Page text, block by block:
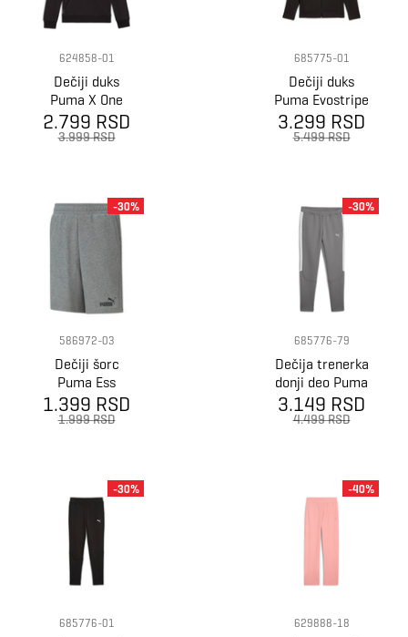
624858-01
Dečiji duks
Puma X One
Piece graphic
hoodie tr
2.799 RSD
3.999 RSD
685775-01
Dečiji duks
Puma Evostripe
Full-Zip Hoodie
Dk B
3.299 RSD
5.499 RSD
586972-03
Dečiji šorc
Puma Ess
Sweat Shorts B
1.399 RSD
1.999 RSD
-30%
685776-79
Dečija trenerka
donji deo Puma
Evostripe Pants
Dk B
3.149 RSD
4.499 RSD
-30%
685776-01
-30%
629888-18
-40%